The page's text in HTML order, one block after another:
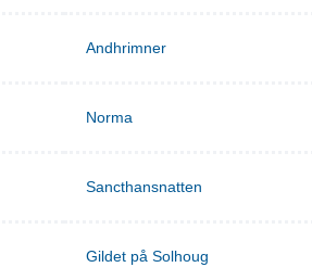
Andhrimner
Norma
Sancthansnatten
Gildet på Solhoug